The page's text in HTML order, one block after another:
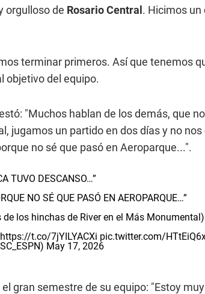
orgulloso de Rosario Central . Hicimos
terminar primeros. Así que tenemos
objetivo del equipo.
"Muchos hablan de los demás, que
jugamos un partido en dos días y no
no sé que pasó en Aeroparque...".
TUVO DESCANSO…”
NO SÉ QUE PASÓ EN AEROPARQUE…”
de los hinchas de River en el Más Monumental)
https://t.co/7jYILYACXi pic.twitter.com/
May 17, 2026
gran semestre de su equipo: "Estoy